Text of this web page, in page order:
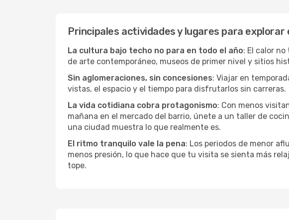
Principales actividades y lugares para
La cultura bajo techo no para en todo el año: El calor
de arte contemporáneo, museos de primer nivel y sitios
Sin aglomeraciones, sin concesiones: Viajar en
vistas, el espacio y el tiempo para disfrutarlos sin carreras.
La vida cotidiana cobra protagonismo: Con menos
mañana en el mercado del barrio, únete a un taller de
una ciudad muestra lo que realmente es.
El ritmo tranquilo vale la pena: Los periodos de menor
menos presión, lo que hace que tu visita se sienta más
tope.